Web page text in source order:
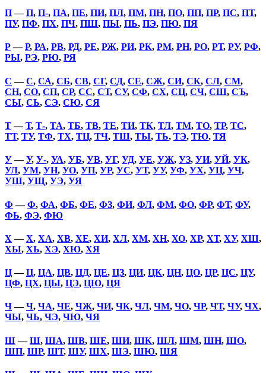
П—П, П-, ПА, ПЕ, ПИ, ПЛ, ПМ, ПН, ПО, ПП, ПР, ПС, ПТ,
ПУ, ПФ, ПХ, ПЧ, ПШ, ПЫ, ПЬ, ПЭ, ПЮ, ПЯ
Р—Р, РА, РВ, РД, РЕ, РЖ, РИ, РК, РМ, РН, РО, РТ, РУ, РФ,
РЫ, РЭ, РЮ, РЯ
С —С, СА, СБ, СВ, СГ, СД, СЕ, СЖ, СИ, СК, СЛ, СМ,
СН, СО, СП, СР, СС, СТ, СУ, СФ, СХ, СЦ, СЧ, СШ, СЪ,
СЫ, СЬ, СЭ, СЮ, СЯ
Т—Т, Т-, ТА, ТБ, ТВ, ТЕ, ТИ, ТК, ТЛ, ТМ, ТО, ТР, ТС,
ТТ, ТУ, ТФ, ТХ, ТЦ, ТЧ, ТШ, ТЫ, ТЬ, ТЭ, ТЮ, ТЯ
У—У, У-, УА, УБ, УВ, УГ, УД, УЕ, УЖ, УЗ, УИ, УЙ, УК,
УЛ, УМ, УН, УО, УП, УР, УС, УТ, УУ, УФ, УХ, УЦ, УЧ,
УШ, УЩ, УЭ, УЯ
Ф —Ф, ФА, ФБ, ФЕ, ФЗ, ФИ, ФЛ, ФМ, ФО, ФР, ФТ, ФУ,
ФЬ, ФЭ, ФЮ
Х —Х, ХА, ХВ, ХЕ, ХИ, ХЛ, ХМ, ХН, ХО, ХР, ХТ, ХУ, ХШ,
ХЫ, ХЬ, ХЭ, ХЮ, ХЯ
Ц—Ц, ЦА, ЦВ, ЦД, ЦЕ, ЦЗ, ЦИ, ЦК, ЦН, ЦО, ЦР, ЦС, ЦУ,
ЦФ, ЦХ, ЦЫ, ЦЭ, ЦЮ, ЦЯ
Ч—Ч, ЧА, ЧЕ, ЧЖ, ЧИ, ЧК, ЧЛ, ЧМ, ЧО, ЧР, ЧТ, ЧУ, ЧХ,
ЧЫ, ЧЬ, ЧЭ, ЧЮ, ЧЯ
Ш—Ш, ША, ШВ, ШЕ, ШИ, ШК, ШЛ, ШМ, ШН, ШО,
ШП, ШР, ШТ, ШУ, ШХ, ШЭ, ШЮ, ШЯ